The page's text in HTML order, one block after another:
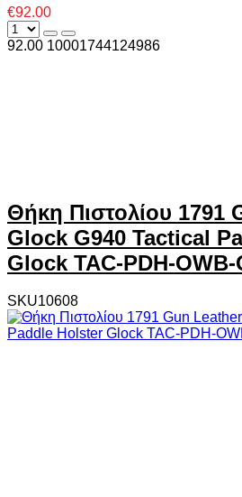
€92.00
92.00 10001744124986
Θήκη Πιστολίου 1791
Glock G940 Tactical
Glock TAC-PDH-OWB-
SKU10608